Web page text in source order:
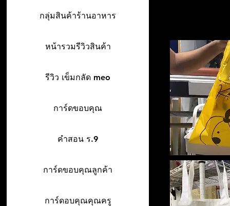
กลุ่มสินค้าร้านอาหาร
หน้ารวมรีวิวสินค้า
รีวิว เข็มกลัด meo
การ์ดขอบคุณ
คำสอน ร.9
การ์ดขอบคุณลูกค้า
การ์ดอบคุณคุณครู